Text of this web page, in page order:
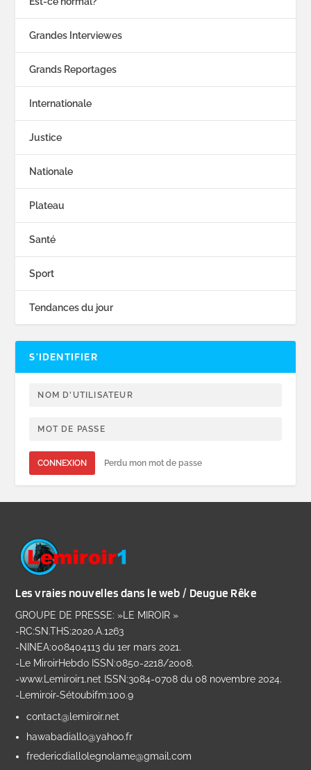
Grandes Interviewes
Grands Reportages
Internationale
Justice
Nationale
Plateau
Santé
Sport
Tendances du jour
S’IDENTIFIER
CONNEXION Perdu mon mot de passe
Les vraies nouvelles dans le web / Deugue Rêke
GROUPE DE PRESSE: »LE MIROIR »
-RC:SN.THS:2020.A.1263
-NINEA:008404113 du 1er mars 2021.
-Le MiroirHebdo ISSN:0850-2218/2008.
-www.Lemiroir1.net ISSN:3084-0708 du 08 novembre 2024.
-Lemiroir-Sétoubifm:100.9
contact@lemiroir.net
hawabadiallo@yahoo.fr
fredericdiallolegnolame@gmail.com